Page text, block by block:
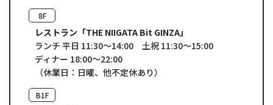
8F
レストラン「THE NIIGATA Bit GINZA」
ランチ 平日 11:30～14:00 土祝 11:30～15:00
ディナー 18:00～22:00
（休業日：日曜、他不定休あり）
B1F